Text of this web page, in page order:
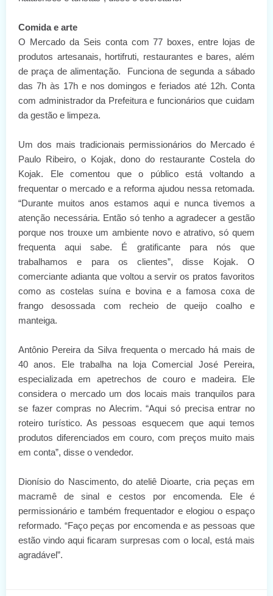
Comida e arte
O Mercado da Seis conta com 77 boxes, entre lojas de
produtos artesanais, hortifruti, restaurantes e bares, além
de praça de alimentação. Funciona de segunda a sábado
das 7h às 17h e nos domingos e feriados até 12h. Conta
com administrador da Prefeitura e funcionários que cuidam
da gestão e limpeza.
Um dos mais tradicionais permissionários do Mercado é
Paulo Ribeiro, o Kojak, dono do restaurante Costela do
Kojak. Ele comentou que o público está voltando a
frequentar o mercado e a reforma ajudou nessa retomada.
“Durante muitos anos estamos aqui e nunca tivemos a
atenção necessária. Então só tenho a agradecer a gestão
porque nos trouxe um ambiente novo e atrativo, só quem
frequenta aqui sabe. É gratificante para nós que
trabalhamos e para os clientes”, disse Kojak. O
comerciante adianta que voltou a servir os pratos favoritos
como as costelas suína e bovina e a famosa coxa de
frango desossada com recheio de queijo coalho e
manteiga.
Antônio Pereira da Silva frequenta o mercado há mais de
40 anos. Ele trabalha na loja Comercial José Pereira,
especializada em apetrechos de couro e madeira. Ele
considera o mercado um dos locais mais tranquilos para
se fazer compras no Alecrim. “Aqui só precisa entrar no
roteiro turístico. As pessoas esquecem que aqui temos
produtos diferenciados em couro, com preços muito mais
em conta”, disse o vendedor.
Dionísio do Nascimento, do ateliê Dioarte, cria peças em
macramê de sinal e cestos por encomenda. Ele é
permissionário e também frequentador e elogiou o espaço
reformado. “Faço peças por encomenda e as pessoas que
estão vindo aqui ficaram surpresas com o local, está mais
agradável”.